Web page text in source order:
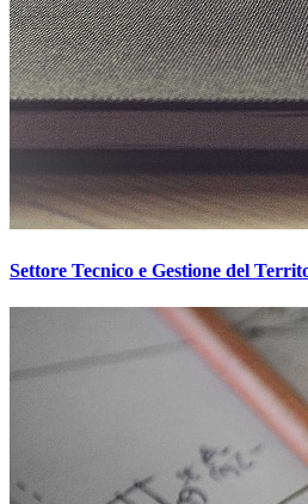
Settore Tecnico e Gestione del